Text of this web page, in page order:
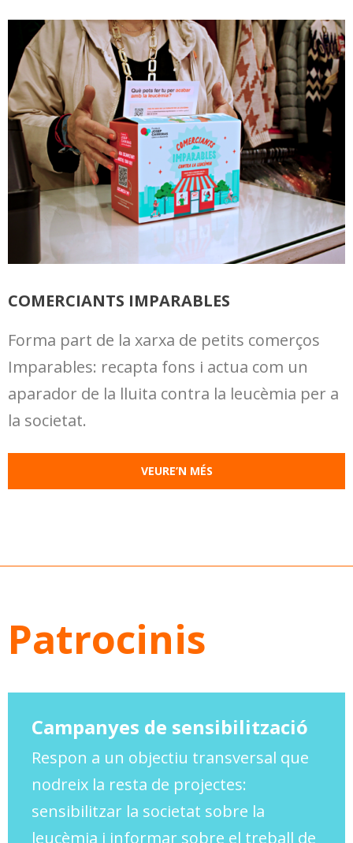
COMERCIANTS IMPARABLES
Forma part de la xarxa de petits comerços
Imparables: recapta fons i actua com un
aparador de la lluita contra la leucèmia per a
la societat.
VEURE’N MÉS
Patrocinis
Campanyes de sensibilització
Respon a un objectiu transversal que
nodreix la resta de projectes:
sensibilitzar la societat sobre la
leucèmia i informar sobre el treball de